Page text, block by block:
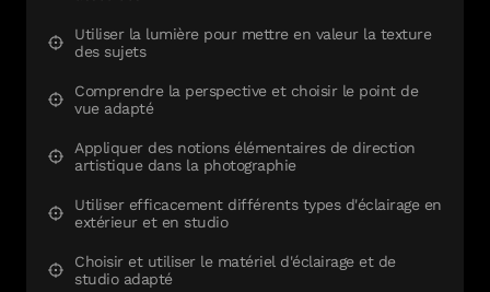
Utiliser la lumière pour mettre en valeur la texture
des sujets
Comprendre la perspective et choisir le point de
vue adapté
Appliquer des notions élémentaires de direction
artistique dans la photographie
Utiliser efficacement différents types d'éclairage en
extérieur et en studio
Choisir et utiliser le matériel d'éclairage et de
studio adapté